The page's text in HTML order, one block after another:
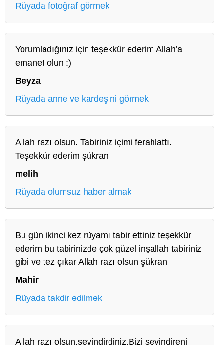
Rüyada fotoğraf görmek
Yorumladığınız için teşekkür ederim Allah’a
emanet olun :)
Beyza
Rüyada anne ve kardeşini görmek
Allah razı olsun. Tabiriniz içimi ferahlattı.
Teşekkür ederim şükran
melih
Rüyada olumsuz haber almak
Bu gün ikinci kez rüyamı tabir ettiniz teşekkür
ederim bu tabirinizde çok güzel inşallah tabiriniz
gibi ve tez çıkar Allah razı olsun şükran
Mahir
Rüyada takdir edilmek
Allah razı olsun,sevindirdiniz.Bizi sevindireni